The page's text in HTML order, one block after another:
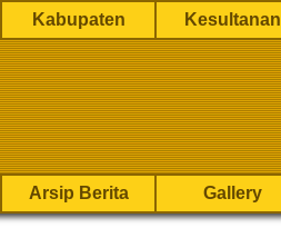
Kabupaten Kesultanan
Arsip Berita Gallery